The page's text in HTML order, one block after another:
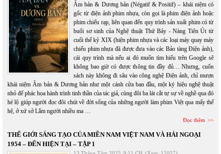
Âm bản & Dương bản (Négatif & Positif) – khái niệm có
gốc từ điện ảnh phim nhựa, còn gọi là phim điện ảnh hoặc
phim chiếu rạp, liên quan đến quy trình sản xuất phim có từ
buổi sơ sinh của Nghệ thuật Thứ Bảy - Nàng Tiên Út từ
cuối thế kỷ XIX (hiện phim nhựa và các loại máy quay máy
chiếu phim nhựa đã được đưa vào các Bảo tàng Điện ảnh),
cái quy trình mà nếu ai đó muốn tìm hiểu trên Google sẽ
không bao giờ có được thông tin đầy đủ… Nhưng, cuốn
sách này không đi sâu vào công nghệ Điện ảnh, chỉ mượn
khái niệm Âm bản & Dương bản như một cánh cửa ban đầu, một ký hiệu nghệ thuật
nhỏ để phác họa hành trình tinh thần của tác giả, cùng đôi ba lát cắt tự sự về nghề qua đó
hé lộ giúp người đọc đôi chút về đời sống của những người làm phim Việt qua mấy thế
hệ, ở xứ sở Lắm người nhiều ma …
Đọc thêm
THẾ GIỚI SÁNG TẠO CỦA MIỀN NAM VIỆT NAM VÀ HẢI NGOẠI
1954 – ĐẾN HIỆN TẠI – TẬP 1